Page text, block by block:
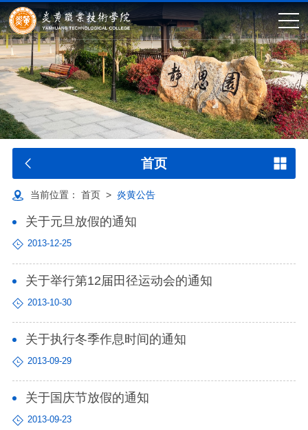
首页
当前位置： 首页> 炎黄公告
关于元旦放假的通知
2013-12-25
关于举行第12届田径运动会的通知
2013-10-30
关于执行冬季作息时间的通知
2013-09-29
关于国庆节放假的通知
2013-09-23